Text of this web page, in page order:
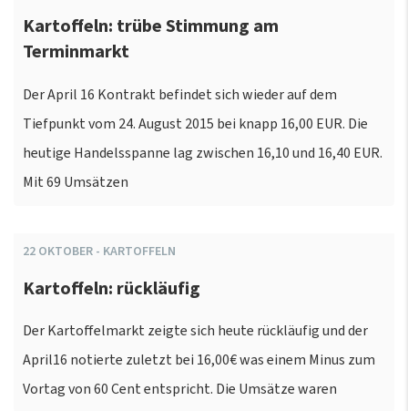
Kartoffeln: trübe Stimmung am
Terminmarkt
Der April 16 Kontrakt befindet sich wieder auf dem
Tiefpunkt vom 24. August 2015 bei knapp 16,00 EUR. Die
heutige Handelsspanne lag zwischen 16,10 und 16,40 EUR.
Mit 69 Umsätzen
22 OKTOBER - KARTOFFELN
Kartoffeln: rückläufig
Der Kartoffelmarkt zeigte sich heute rückläufig und der
April16 notierte zuletzt bei 16,00€ was einem Minus zum
Vortag von 60 Cent entspricht. Die Umsätze waren